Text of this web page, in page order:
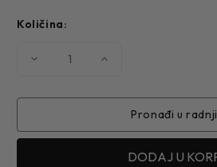
Količina:
Smanjite
8381
Povećajte
8381
Pronađi u radnji